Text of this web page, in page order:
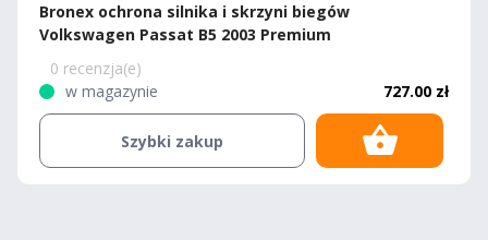
Bronex ochrona silnika i skrzyni biegów
Volkswagen Passat B5 2003 Premium
0 recenzja(e)
w magazynie
727.00 zł
Szybki zakup